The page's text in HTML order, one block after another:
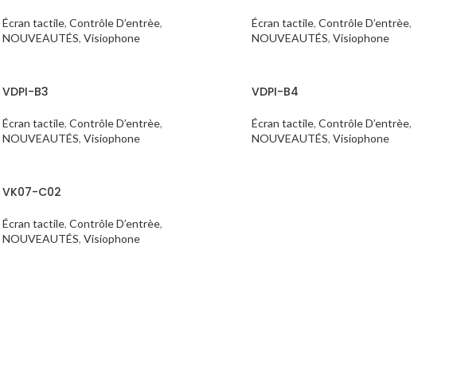
Écran tactile, Contrôle D’entrèe,
NOUVEAUTÉS, Visiophone
Écran tactile, Contrôle D’entrèe,
NOUVEAUTÉS, Visiophone
VDPI-B3
Écran tactile, Contrôle D’entrèe,
NOUVEAUTÉS, Visiophone
VDPI-B4
Écran tactile, Contrôle D’entrèe,
NOUVEAUTÉS, Visiophone
VK07-C02
Écran tactile, Contrôle D’entrèe,
NOUVEAUTÉS, Visiophone